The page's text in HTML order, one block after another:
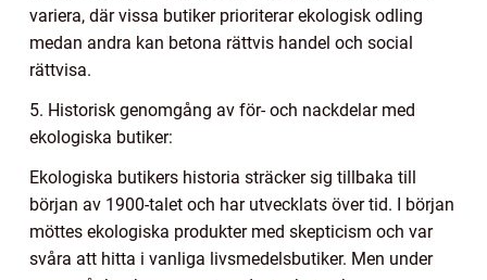
variera, där vissa butiker prioriterar ekologisk odling
medan andra kan betona rättvis handel och social
rättvisa.
5. Historisk genomgång av för- och nackdelar med
ekologiska butiker:
Ekologiska butikers historia sträcker sig tillbaka till
början av 1900-talet och har utvecklats över tid. I början
möttes ekologiska produkter med skepticism och var
svåra att hitta i vanliga livsmedelsbutiker. Men under